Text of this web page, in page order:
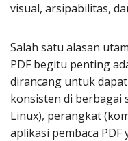
visual, arsipabilitas,
Salah satu alasan
PDF begitu penting
dirancang untuk
konsisten di berbagai
Linux), perangkat
aplikasi pembaca